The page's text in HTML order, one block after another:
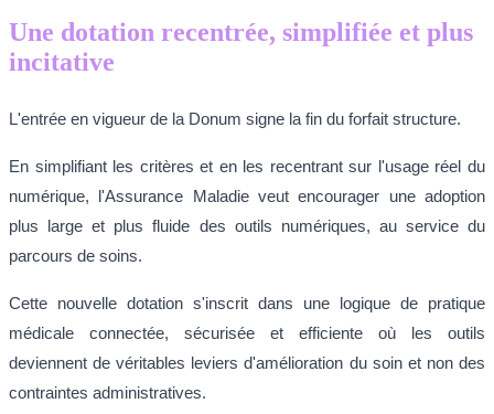
Une dotation recentrée, simplifiée et plus
incitative
L'entrée en vigueur de la Donum signe la fin du forfait structure.
En simplifiant les critères et en les recentrant sur l'usage réel du
numérique, l'Assurance Maladie veut encourager une adoption
plus large et plus fluide des outils numériques, au service du
parcours de soins.
Cette nouvelle dotation s'inscrit dans une logique de pratique
médicale connectée, sécurisée et efficiente où les outils
deviennent de véritables leviers d'amélioration du soin et non des
contraintes administratives.